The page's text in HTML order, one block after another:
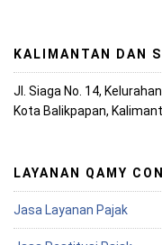
KALIMANTAN DAN
Jl. Siaga No. 14,
Kota Balikpapan,
LAYANAN QAMY
Jasa Layanan Pajak